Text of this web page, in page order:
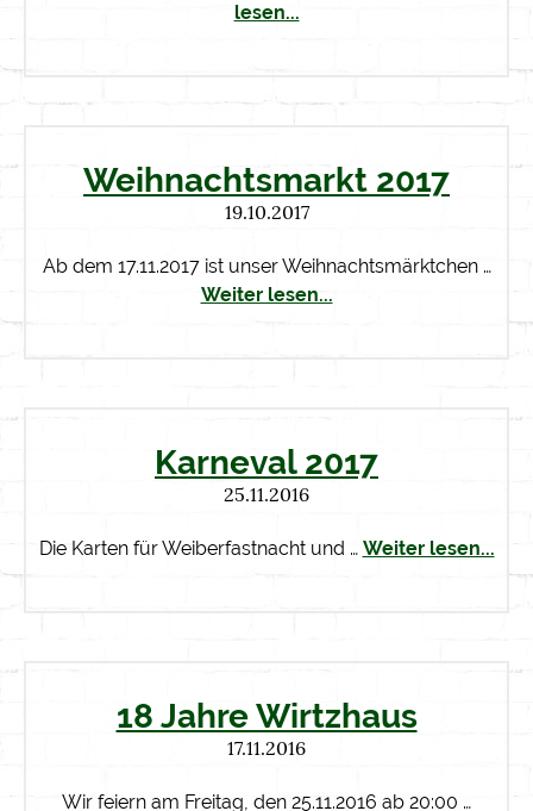
lesen...
Weihnachtsmarkt 2017
19.10.2017
Ab dem 17.11.2017 ist unser Weihnachtsmärktchen …
Weiter lesen...
Karneval 2017
25.11.2016
Die Karten für Weiberfastnacht und … Weiter lesen...
18 Jahre Wirtzhaus
17.11.2016
Wir feiern am Freitag, den 25.11.2016 ab 20:00 …